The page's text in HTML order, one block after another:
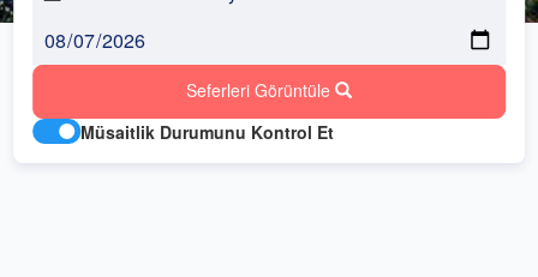
Seferleri Görüntüle
Müsaitlik Durumunu Kontrol Et